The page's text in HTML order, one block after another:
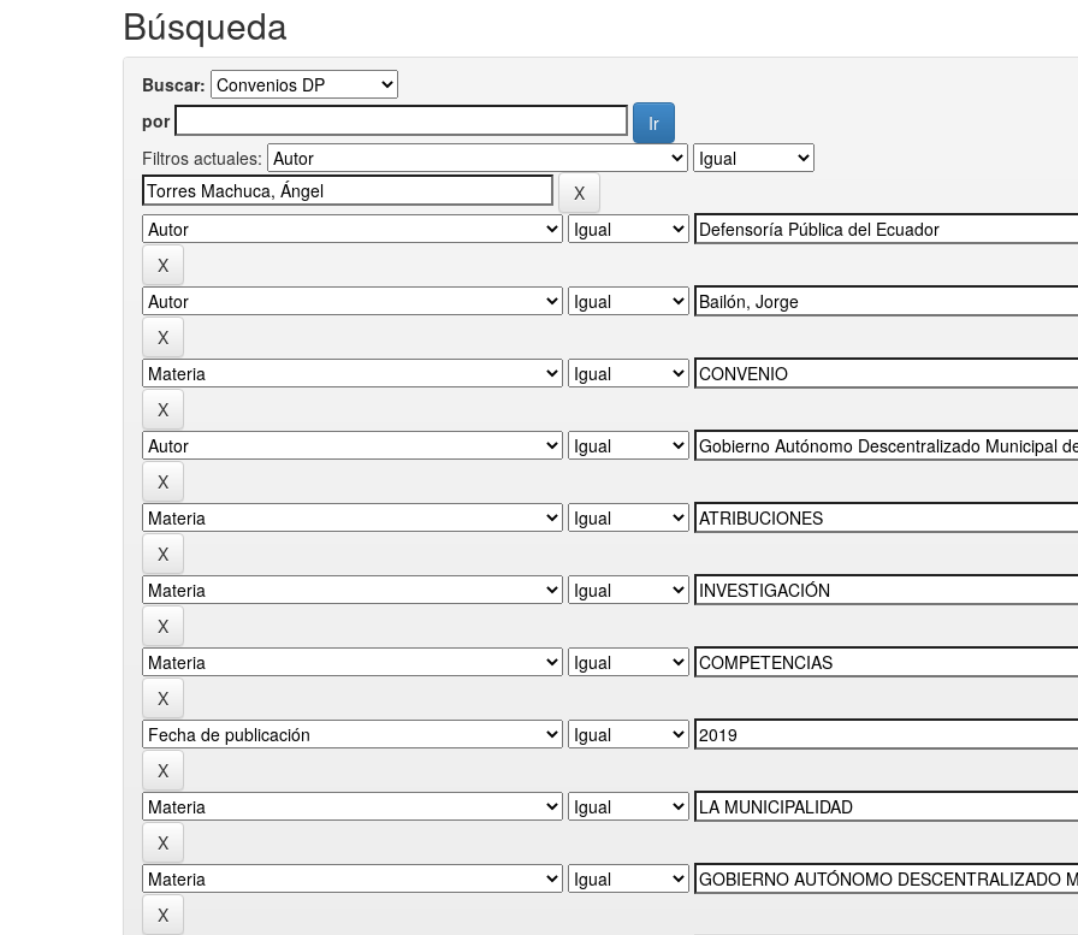
Búsqueda
Buscar:
por
Filtros actuales: